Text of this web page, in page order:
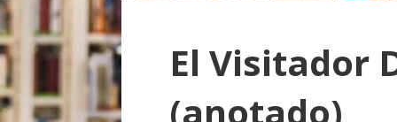
t
e
n
i
d
El Visitador
(anotado)